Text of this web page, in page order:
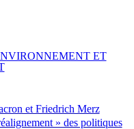
et Friedrich Merz
» des politiques
ET